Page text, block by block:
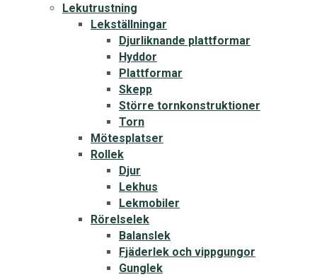
Lekutrustning
Lekställningar
Djurliknande plattformar
Hyddor
Plattformar
Skepp
Större tornkonstruktioner
Torn
Mötesplatser
Rollek
Djur
Lekhus
Lekmobiler
Rörelselek
Balanslek
Fjäderlek och vippgungor
Gunglek